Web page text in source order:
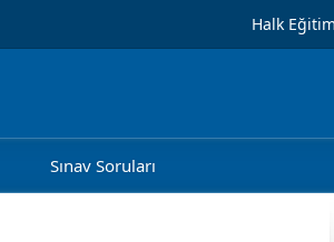
Halk
Sınav Soruları